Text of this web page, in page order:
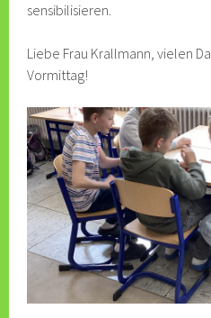
sensibilisieren.
Liebe Frau Krallmann, vielen
Vormittag!